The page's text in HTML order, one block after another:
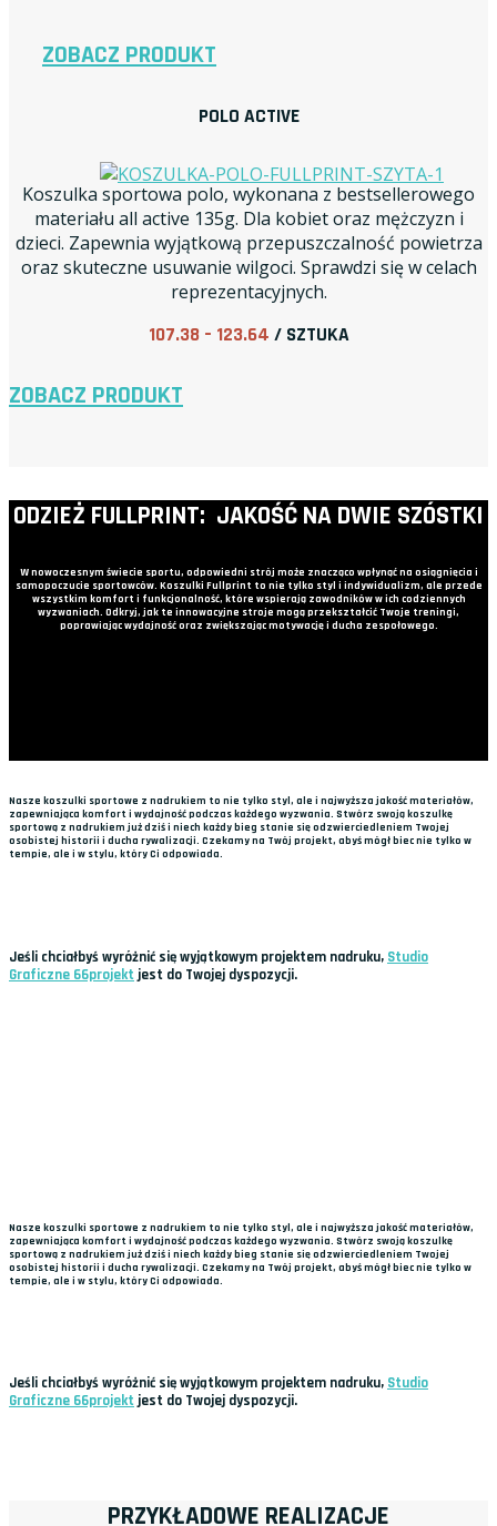
ZOBACZ PRODUKT
POLO ACTIVE
Koszulka sportowa polo, wykonana z bestsellerowego
materiału all active 135g. Dla kobiet oraz mężczyzn i
dzieci. Zapewnia wyjątkową przepuszczalność powietrza
oraz skuteczne usuwanie wilgoci. Sprawdzi się w celach
reprezentacyjnych.
107.38 – 123.64 / SZTUKA
ZOBACZ PRODUKT
ODZIEŻ FULLPRINT: JAKOŚĆ NA DWIE SZÓSTKI
W nowoczesnym świecie sportu, odpowiedni strój może znacząco wpłynąć na osiągnięcia i
samopoczucie sportowców. Koszulki Fullprint to nie tylko styl i indywidualizm, ale przede
wszystkim komfort i funkcjonalność, które wspierają zawodników w ich codziennych
wyzwaniach. Odkryj, jak te innowacyjne stroje mogą przekształcić Twoje treningi,
poprawiając wydajność oraz zwiększając motywację i ducha zespołowego.
Nasze koszulki sportowe z nadrukiem to nie tylko styl, ale i najwyższa jakość materiałów,
zapewniająca komfort i wydajność podczas każdego wyzwania. Stwórz swoją koszulkę
sportową z nadrukiem już dziś i niech każdy bieg stanie się odzwierciedleniem Twojej
osobistej historii i ducha rywalizacji. Czekamy na Twój projekt, abyś mógł biec nie tylko w
tempie, ale i w stylu, który Ci odpowiada.
Jeśli chciałbyś wyróżnić się wyjątkowym projektem nadruku, Studio
Graficzne 66projekt jest do Twojej dyspozycji.
Nasze koszulki sportowe z nadrukiem to nie tylko styl, ale i najwyższa jakość materiałów,
zapewniająca komfort i wydajność podczas każdego wyzwania. Stwórz swoją koszulkę
sportową z nadrukiem już dziś i niech każdy bieg stanie się odzwierciedleniem Twojej
osobistej historii i ducha rywalizacji. Czekamy na Twój projekt, abyś mógł biec nie tylko w
tempie, ale i w stylu, który Ci odpowiada.
Jeśli chciałbyś wyróżnić się wyjątkowym projektem nadruku, Studio
Graficzne 66projekt jest do Twojej dyspozycji.
PRZYKŁADOWE REALIZACJE